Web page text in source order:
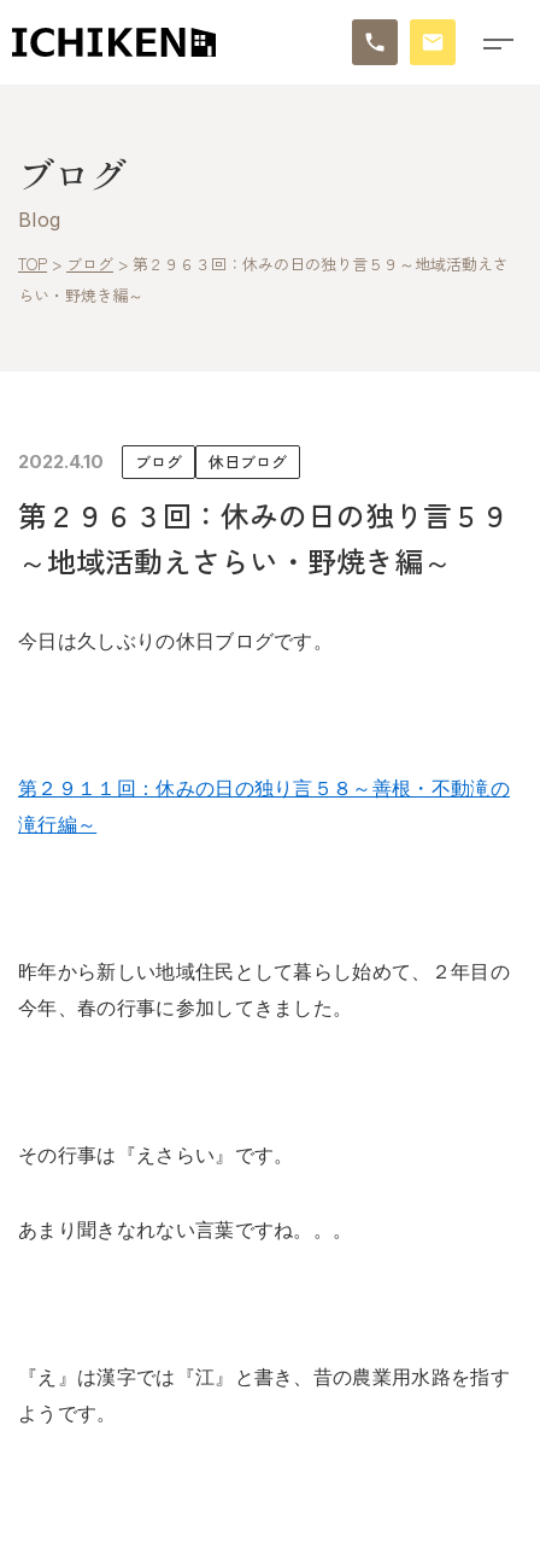
ブログ
施工事例
未来に住み継ぐ平屋
ブログ
Blog
TOP > ブログ > 第２９６３回：休みの日の独り言５９～地域活動えさ
らい・野焼き編～
2022.4.10 ブログ 休日ブログ
第２９６３回：休みの日の独り言５９
～地域活動えさらい・野焼き編～
今日は久しぶりの休日ブログです。
第２９１１回：休みの日の独り言５８～善根・不動滝の
滝行編～
昨年から新しい地域住民として暮らし始めて、２年目の
今年、春の行事に参加してきました。
その行事は『えさらい』です。
あまり聞きなれない言葉ですね。。。
『え』は漢字では『江』と書き、昔の農業用水路を指す
ようです。